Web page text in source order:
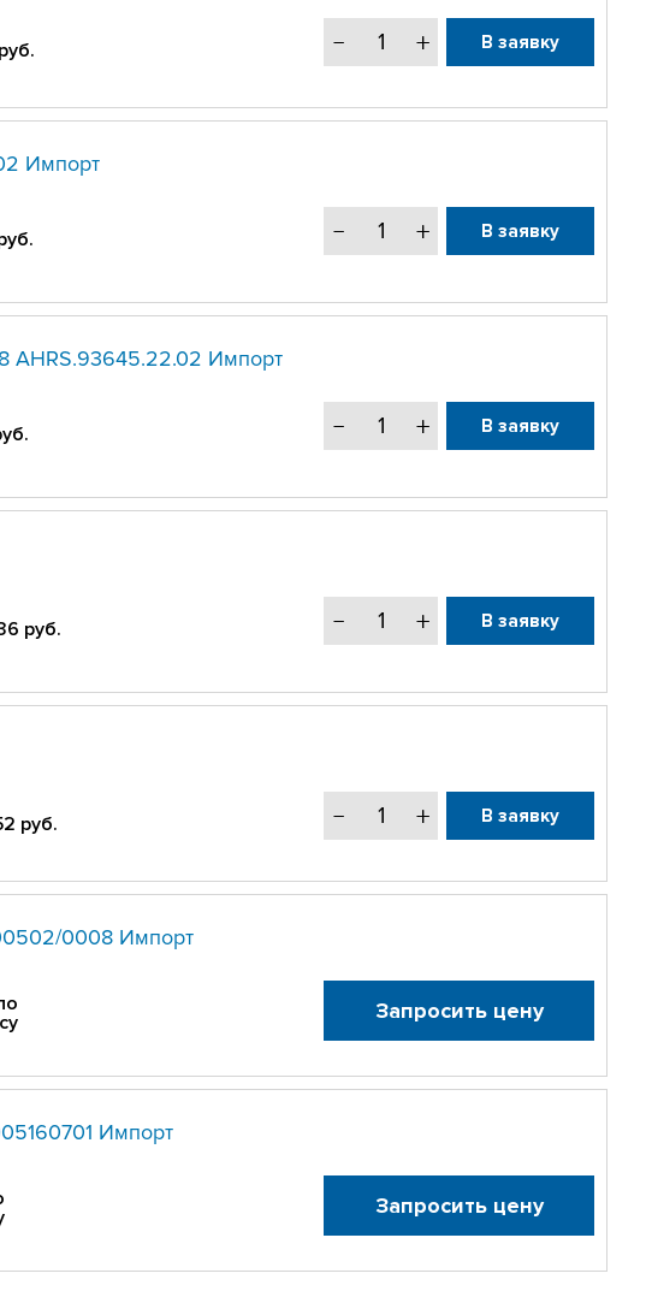
руб. В заявку
Импорт
В заявку
АНRS.93645.22.02 Импорт
В заявку
руб. В заявку
руб. В заявку
0008 Импорт
Запросить цену
Импорт
Запросить цену